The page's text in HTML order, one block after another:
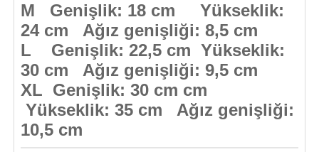
M Genişlik: 18 cm Yükseklik:
24 cm Ağız genişliği: 8,5 cm
L Genişlik: 22,5 cm Yükseklik:
30 cm Ağız genişliği: 9,5 cm
XL Genişlik: 30 cm cm
Yükseklik: 35 cm Ağız genişliği:
10,5 cm